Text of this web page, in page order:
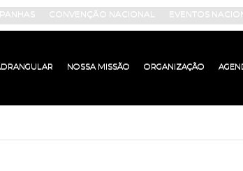
CONVENÇÃO NACIONAL EVENTOS
NOSSA MISSÃO ORGANIZAÇÃO